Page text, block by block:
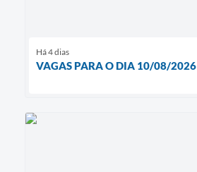
Há 4 dias
VAGAS PARA O DIA 10/08/2026